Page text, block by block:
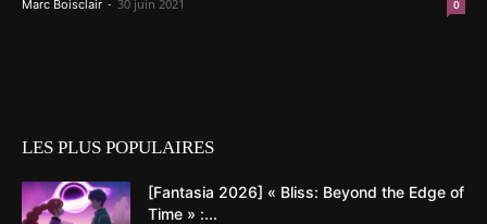
Marc Boisclair - 30 juin 2021 0
LES PLUS POPULAIRES
[Fantasia 2026] « Bliss: Beyond the Edge of
Time » :...